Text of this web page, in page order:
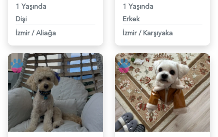
1 Yaşında
Dişi
İzmir / Aliağa
1 Yaşında
Erkek
İzmir / Karşıyaka